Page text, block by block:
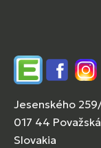
EdupageFacebook
Jesenského
017 44
Slovakia